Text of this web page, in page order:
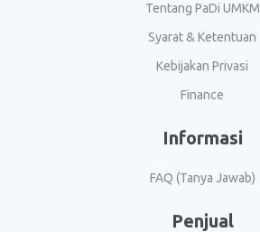
Tentang PaDi UMKM
Syarat & Ketentuan
Kebijakan Privasi
Finance
Informasi
FAQ (Tanya Jawab)
Penjual